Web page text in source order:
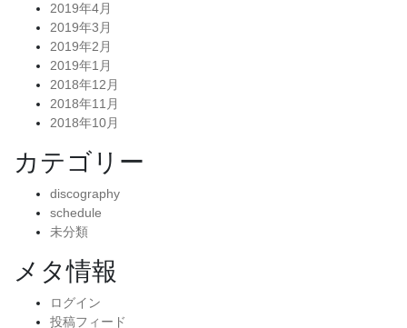
2019年4月
2019年3月
2019年2月
2019年1月
2018年12月
2018年11月
2018年10月
カテゴリー
discography
schedule
未分類
メタ情報
ログイン
投稿フィード